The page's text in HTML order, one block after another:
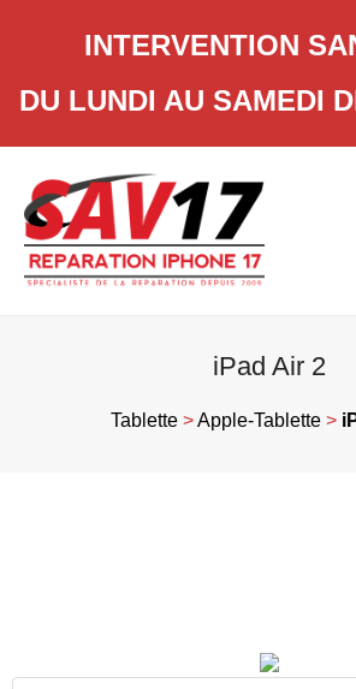
INTERVENTION
DU LUNDI AU SAMEDI
content
iPad Air 2
Tablette >Apple-Tablette >